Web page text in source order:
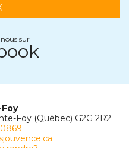
sur
Foy (Québec) G2G 2R2